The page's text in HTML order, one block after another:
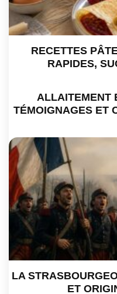
RECETTES
RAPIDES,
ALLAITEMENT
TÉMOIGNAGES ET
LA
ET